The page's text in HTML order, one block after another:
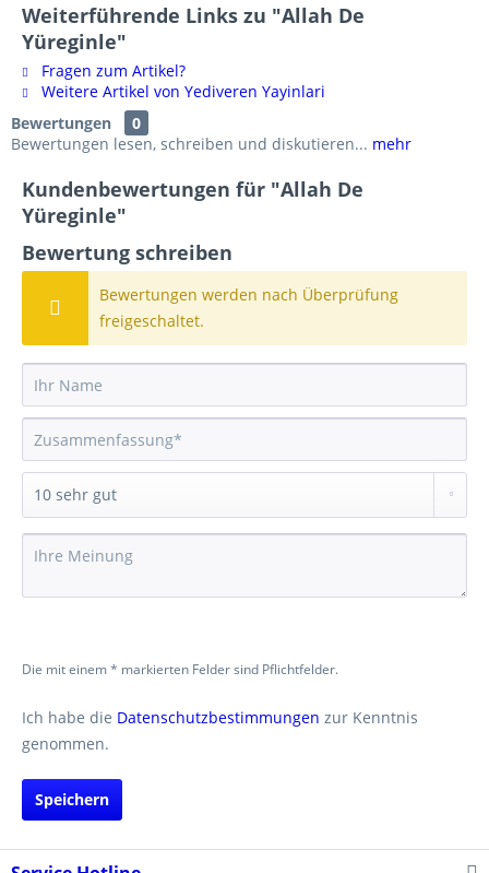
Weiterführende Links zu "Allah De
Yüreginle"
Fragen zum Artikel?
Weitere Artikel von Yediveren Yayinlari
Bewertungen
0
Bewertungen lesen, schreiben und diskutieren... mehr
Kundenbewertungen für "Allah De
Yüreginle"
Bewertung schreiben
Bewertungen werden nach Überprüfung
freigeschaltet.
Die mit einem * markierten Felder sind Pflichtfelder.
Ich habe die Datenschutzbestimmungen zur Kenntnis
genommen.
Speichern